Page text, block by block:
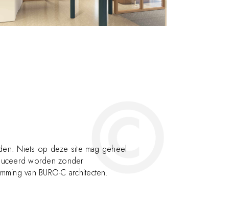
Niets op deze site mag geheel
worden zonder
van BURO-C architecten.